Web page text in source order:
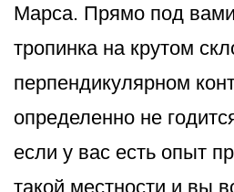
Марса. Прямо под
тропинка на крутом
перпендикулярном
определенно не
если у вас есть опыт
такой местности и вы